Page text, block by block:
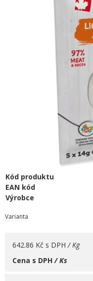
Kód produktu
EAN kód
Výrobce
Varianta
642.86 Kč s DPH / Kg
Cena s DPH/ Ks